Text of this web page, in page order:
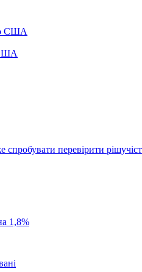
спробувати перевірити
1,8%